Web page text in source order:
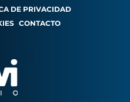
DE PRIVACIDAD
CONTACTO